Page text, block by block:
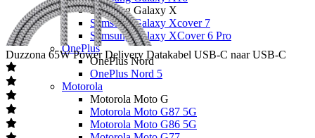
Samsung Galaxy X
Samsung Galaxy Xcover 7
Samsung Galaxy XCover 6 Pro
OnePlus
OnePlus Nord
OnePlus Nord 5
Motorola
Motorola Moto G
Motorola Moto G87 5G
Motorola Moto G86 5G
Duzzona 65W Power Delivery Datakabel USB-C naar USB-C